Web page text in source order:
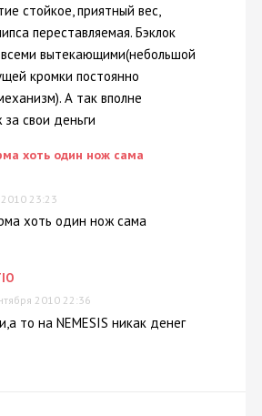
стойкое, приятный вес,
переставляемая. Бэклок
вытекающими(небольшой
кромки постоянно
А так вполне
свои деньги
хоть один нож сама
23:23
хоть один нож сама
2010 22:36
то на NEMESIS никак денег